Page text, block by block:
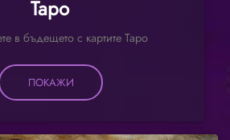
Таро
в бъдещето с картите Таро
ПОКАЖИ